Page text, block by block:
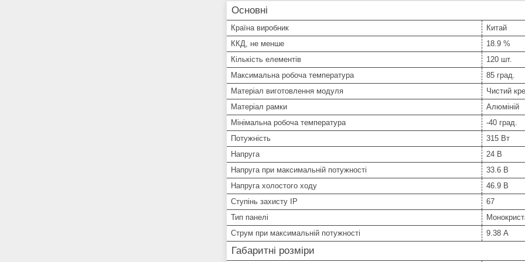
Основні
Країна виробник
Китай
ККД, не менше
18.9 %
Кількість елементів
120 шт.
Максимальна робоча температура
85 град.
Матеріал виготовлення модуля
Чистий
Матеріал рамки
Алюміній
Мінімальна робоча температура
-40 град.
Потужність
315 Вт
Напруга
24 В
Напруга при максимальній потужності
33.6 В
Напруга холостого ходу
46.9 В
Ступінь захисту IP
67
Тип панелі
Струм при максимальній потужності
9.38 А
Габаритні розміри